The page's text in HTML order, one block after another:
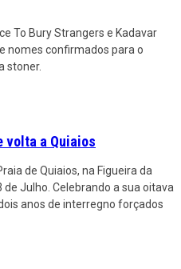
To Bury Strangers e Kadavar
nomes confirmados para o
stoner.
volta a Quiaios
de Quiaios, na Figueira da
de Julho. Celebrando a sua oitava
anos de interregno forçados